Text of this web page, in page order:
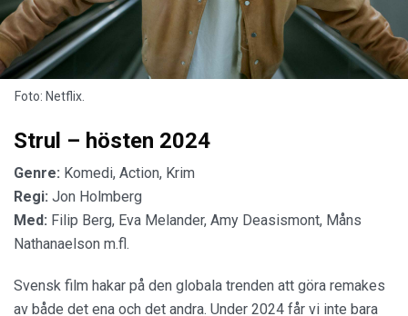
Foto: Netflix.
Strul – hösten 2024
Genre: Komedi, Action, Krim
Regi: Jon Holmberg
Med: Filip Berg, Eva Melander, Amy Deasismont, Måns
Nathanaelson m.fl.
Svensk film hakar på den globala trenden att göra remakes
av både det ena och det andra. Under 2024 får vi inte bara